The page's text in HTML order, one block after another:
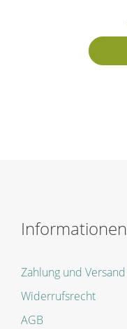
Informationen
Zahlung und Versand
Widerrufsrecht
AGB